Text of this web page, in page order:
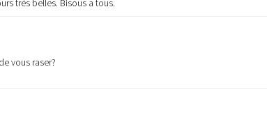
très belles. Bisous a tous.
vous raser?